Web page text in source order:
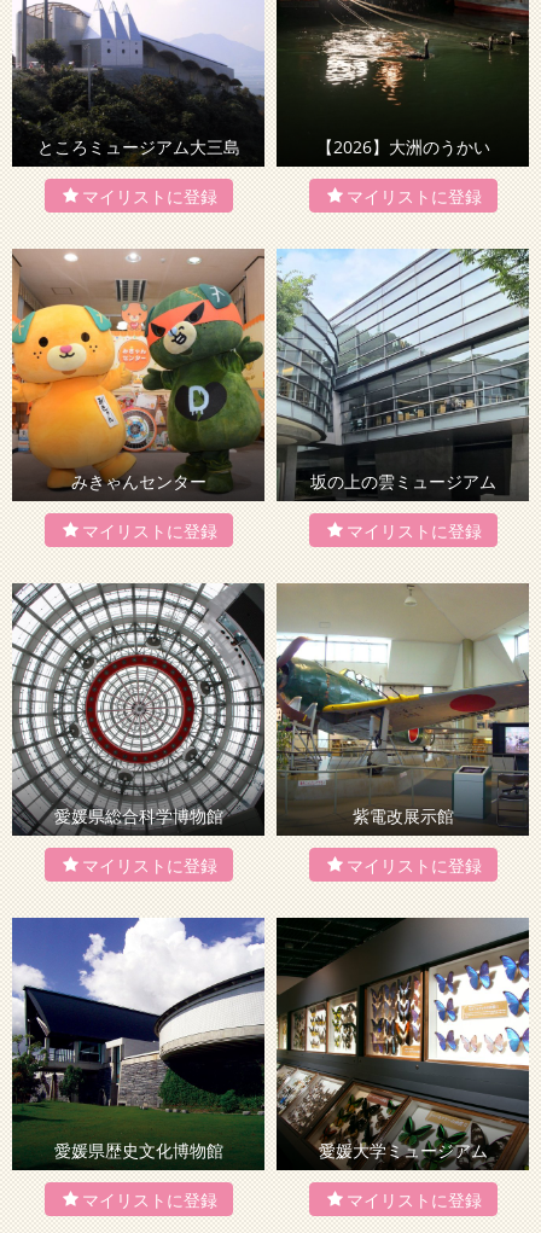
ところミュージアム大三島 【2026】大洲のうかい
みきゃんセンター 坂の上の雲ミュージアム
愛媛県総合科学博物館 紫電改展示館
愛媛県歴史文化博物館 愛媛大学ミュージアム